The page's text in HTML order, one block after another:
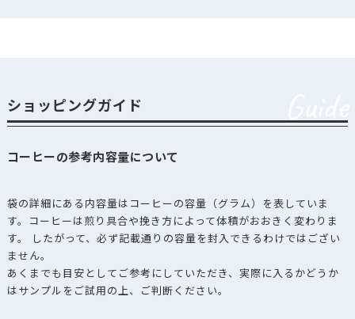
ショッピングガイド
コーヒーの参考内容量について
袋の詳細にある内容量はコーヒーの容量（グラム）を表していま
す。コーヒーは煎り具合や挽き方によって体積がおおきく変わりま
す。 したがって、必ず記載通りの容量を封入できるわけではござい
ません。
あくまでも目安としてご参考にしていただき、実際に入るかどうか
はサンプルをご試用の上、ご判断ください。